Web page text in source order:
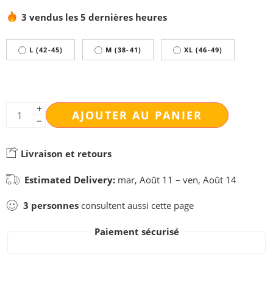
3 vendus les 5 dernières heures
L (42-45) M (38-41) XL (46-49)
AJOUTER AU PANIER
Livraison et retours
Estimated Delivery: mar, Août 11 – ven, Août 14
3 personnes consultent aussi cette page
Paiement sécurisé